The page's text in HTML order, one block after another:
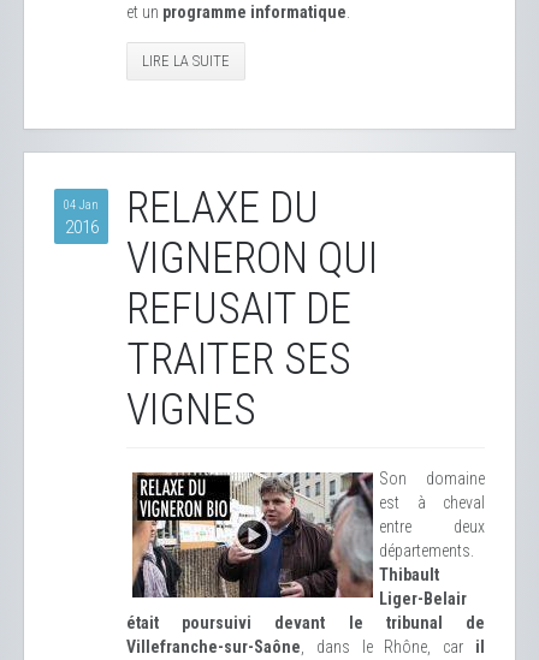
et un programme informatique
LIRE LA SUITE
04 Jan
2016
RELAXE DU
VIGNERON QUI
REFUSAIT DE
TRAITER SES
VIGNES
Son domaine
est à cheval
entre deux
départements.
Thibault
Liger-Belair
était poursuivi devant le tribunal de
Villefranche-sur-Saône , dans le Rhône, car il